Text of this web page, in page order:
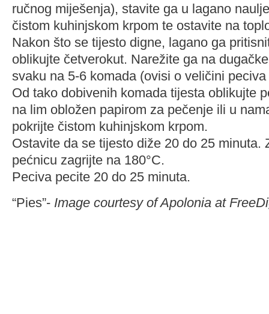
ručnog miješenja), stavite ga u lagano
čistom kuhinjskom krpom te ostavite na
Nakon što se tijesto digne, lagano ga
oblikujte četverokut. Narežite ga na
svaku na 5-6 komada (ovisi o veličini
Od tako dobivenih komada tijesta oblikujte
na lim obložen papirom za pečenje ili u
pokrijte čistom kuhinjskom krpom.
Ostavite da se tijesto diže 20 do 25 minuta.
pećnicu zagrijte na 180°C.
Peciva pecite 20 do 25 minuta.
“Pies”- Image courtesy of Apolonia at